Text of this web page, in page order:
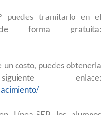
puedes tramitarlo en el
forma gratuita:
costo, puedes obtenerla
enlace: